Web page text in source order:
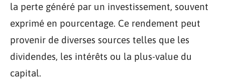
la perte généré par un investissement, souvent
exprimé en pourcentage. Ce rendement peut
provenir de diverses sources telles que les
dividendes, les intérêts ou la plus-value du
capital.